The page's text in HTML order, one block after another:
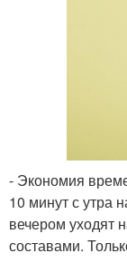
- Экономия
10 минут с утра
вечером уходят
составами.